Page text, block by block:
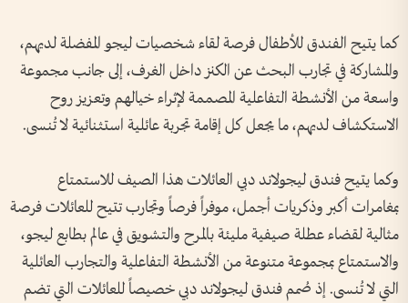
كما يتيح الفندق للأطفال فرصة لقاء شخصيات ليجو المفضلة لديهم،
والمشاركة في تجارب البحث عن الكنز داخل الغرف، إلى جانب مجموعة
واسعة من الأنشطة التفاعلية المصممة لإثراء خيالهم وتعزيز روح
الاستكشاف لديهم، ما يجعل كل إقامة تجربة عائلية استثنائية لا تُنسى.
وكما يتيح فندق ليجولاند دبي العائلات هذا الصيف للاستمتاع
بمغامرات أكبر وذكريات أجمل، موفراً فرصاً وتجارب تتيح للعائلات فرصة
مثالية لقضاء عطلة صيفية مليئة بالمرح والتشويق في عالم بطابع ليجو،
والاستمتاع بمجموعة متنوعة من الأنشطة التفاعلية والتجارب العائلية
التي لا تُنسى. إذ صُمم فندق ليجولاند دبي خصيصاً للعائلات التي تضم